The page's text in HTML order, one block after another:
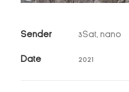
Sender 3Sat, nano
Date 2021